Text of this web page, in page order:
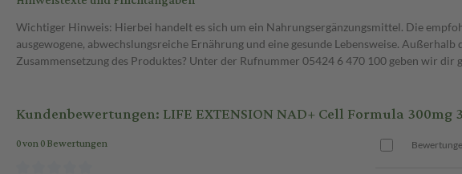
Wichtiger Hinweis: Hierbei handelt es sich um ein Nahrungsergänzungsmittel. Die
ausgewogene, abwechslungsreiche Ernährung und eine gesunde Lebensweise.
Zusammensetzung des Produktes? Unter der Rufnummer 05424 6 470 100 geben wir
Kundenbewertungen: LIFE EXTENSION NAD+ Cell Formula 300mg
0 von 0 Bewertungen